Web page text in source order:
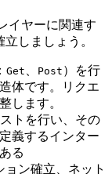
イヤーに関連す
しましょう。
Get Post ）を行
体です。リクエ
します。
トを行い、その
義するインター
る
ョン確立、ネット